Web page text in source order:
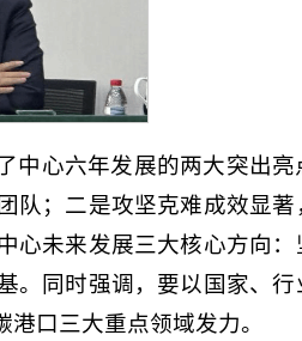
中心六年发展的两大突出亮
队；二是攻坚克难成效显著
心未来发展三大核心方向：
。同时强调，要以国家、行
口三大重点领域发力。